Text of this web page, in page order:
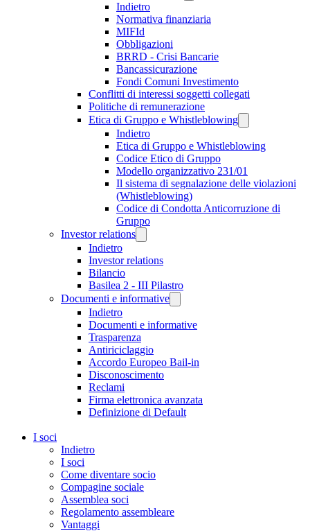
Indietro
Normativa finanziaria
MIFId
Obbligazioni
BRRD - Crisi Bancarie
Bancassicurazione
Fondi Comuni Investimento
Conflitti di interessi soggetti collegati
Politiche di remunerazione
Etica di Gruppo e Whistleblowing
Indietro
Etica di Gruppo e Whistleblowing
Codice Etico di Gruppo
Modello organizzativo 231/01
Il sistema di segnalazione delle violazioni
(Whistleblowing)
Codice di Condotta Anticorruzione di
Gruppo
Investor relations
Indietro
Investor relations
Bilancio
Basilea 2 - III Pilastro
Documenti e informative
Indietro
Documenti e informative
Trasparenza
Antiriciclaggio
Accordo Europeo Bail-in
Disconoscimento
Reclami
Firma elettronica avanzata
Definizione di Default
I soci
Indietro
I soci
Come diventare socio
Compagine sociale
Assemblea soci
Regolamento assembleare
Vantaggi